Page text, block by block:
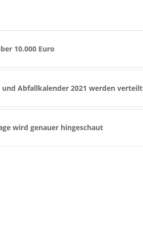
10.000 Euro
Abfallkalender 2021 werden verteilt
wird genauer hingeschaut